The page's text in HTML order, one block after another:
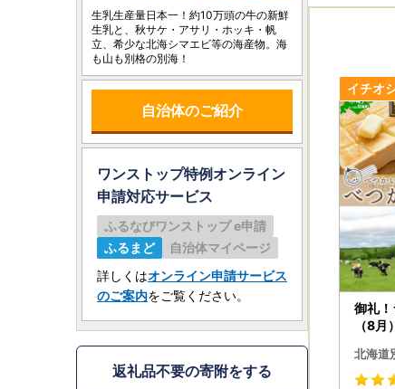
御礼！
（8
北海道
生乳生産量日本一！約10万頭の牛の新鮮
生乳と、秋サケ・アサリ・ホッキ・帆
立、希少な北海シマエビ等の海産物。海
も山も別格の別海！
自治体のご紹介
ワンストップ特例オンライン
申請対応サービス
ふるなびワンストップ e申請
ふるまど
自治体マイページ
詳しくはオンライン申請サービス
のご案内をご覧ください。
返礼品不要の寄附をする